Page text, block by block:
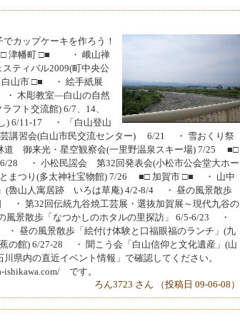
カップケーキを作ろう！
津幡町 □■ ・ 峨山禅
ティバル2009(町中央公
山市 □■ ・ 絵手紙展
・ 木彫教室―白山の自然
交流館) 6/7、14、
) 6/11-17 ・ 「白山登山
講習会(白山市民交流センター) 6/21 ・ 雪おくり祭
道 御来光・星空観察会(一里野温泉スキー場) 7/25 ■□
28 ・ 小松民謡会 第32回発表会(小松市公会堂大ホー
まつり(多太神社宝物館) 7/26 ■□ 加賀市 □■ ・ 山中
(魯山人寓居跡 いろは草庵) 4/2-8/4 ・ 昼の風景散歩
・ 第32回伝統九谷焼工芸展・選抜加賀展～現代九谷の
「なつかしのホタルの里探訪」 6/5-6/23 ・
昼の風景散歩「絵付け体験と口福眼福のランチ」(九
の館) 6/27-28 ・ 聞こう会「白山信仰と文化遺産」(山
県内の直近イベント情報」で確認してください。
です。
ろん3723 さん （投稿日 09-06-08）